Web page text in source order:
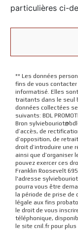
particulières ci-
** Les données
fins de vous
informatisé. Elles sont
traitants dans le seul
données collectées
suivants: BDL
Bron
d’accès, de
d’opposition, de
droit d’introduire une
ainsi que d’organiser
pouvez exercer ces
Franklin Roosevelt
l'adresse
pourra vous être
la période de prise de
légale aux fins
le droit de vous
téléphonique,
le site cnil.fr pour plus